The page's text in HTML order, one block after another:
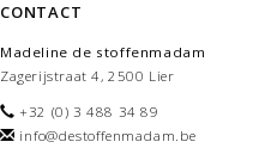
CONTACT
Madeline de stoffenmadam
Zagerijstraat 4, 2500 Lier
+32 (0) 3 488 34 89
info@destoffenmadam.be